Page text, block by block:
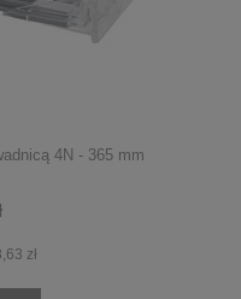
4N - 365 mm
zł